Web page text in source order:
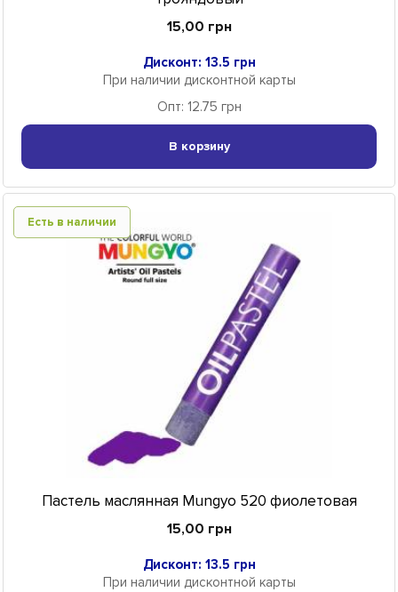
15,00 грн
Дисконт: 13.5 грн
При наличии дисконтной карты
Опт: 12.75 грн
В корзину
Есть в наличии
Пастель маслянная Mungyo 520 фиолетовая
15,00 грн
Дисконт: 13.5 грн
При наличии дисконтной карты